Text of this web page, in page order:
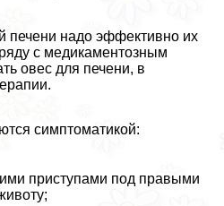
печени надо эффективно их
с медикаментозным
овес для печени, в
симптоматикой:
приступами под правыми